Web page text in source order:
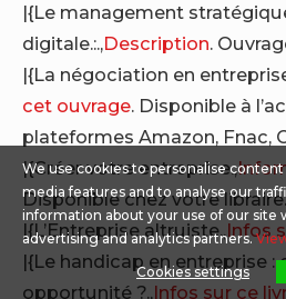
|{Le management
digitale.:.,Description.
|{La négociation en
cet ouvrage. Disponible à
plateformes Amazon, Fnac,
|{Créer votre entreprise.,
Disponible chez votre
|{L’Entreprise altruiste.,Infos
|{Le handicap en entreprise :
opportunité ?.,Infos sur ce
We use cookies to personalise
media features and to analyse our
information about your use of our site
advertising and analytics partners.
Cookies settings